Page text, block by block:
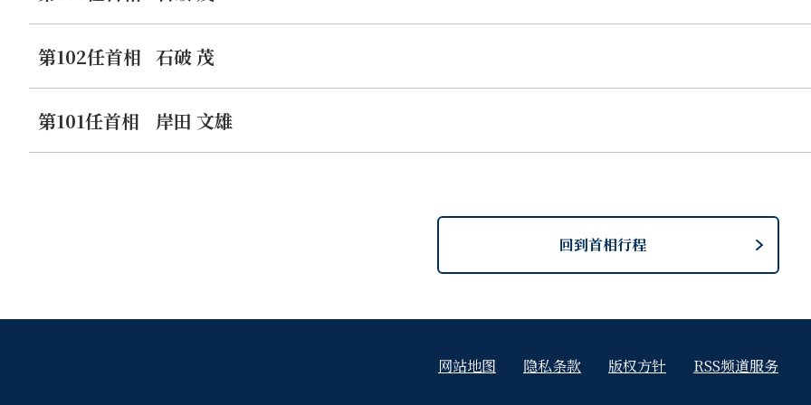
第102任首相 石破 茂
第101任首相
岸田 文雄
回到首相行程
网站地图 隐私条款 版权方针 RSS频道服务